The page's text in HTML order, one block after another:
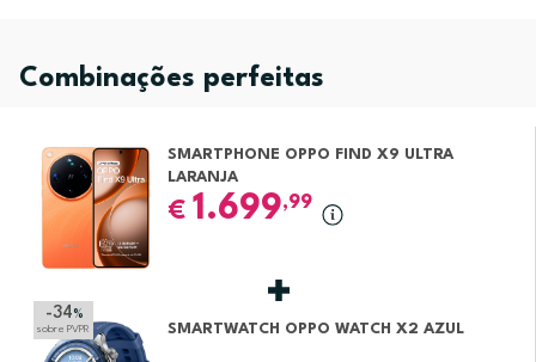
Combinações perfeitas
SMARTPHONE OPPO FIND X9 ULTRA
LARANJA
€ 1.699,99
-34 %
sobre PVPR SMARTWATCH OPPO WATCH X2 AZUL